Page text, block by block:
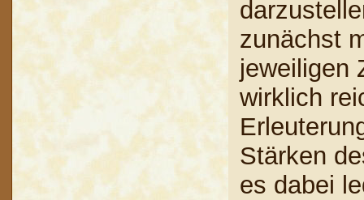
zunächst
jeweiligen
wirklich
Stärken
es dabei